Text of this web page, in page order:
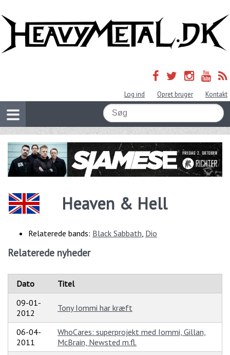
Log ind Opret bruger Kontakt
Heaven & Hell
Relaterede bands: Black Sabbath Dio
Relaterede nyheder
Dato
Titel
09-01-
2012
Tony Iommi har kræft
06-04-
2011
WhoCares: superprojekt med Iommi, Gillan,
McBrain, Newsted m.fl.